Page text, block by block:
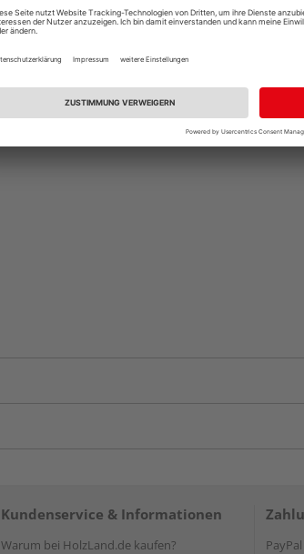
Kundenservice & Informationen
Warum bei HolzLand.de kaufen?
PayPal